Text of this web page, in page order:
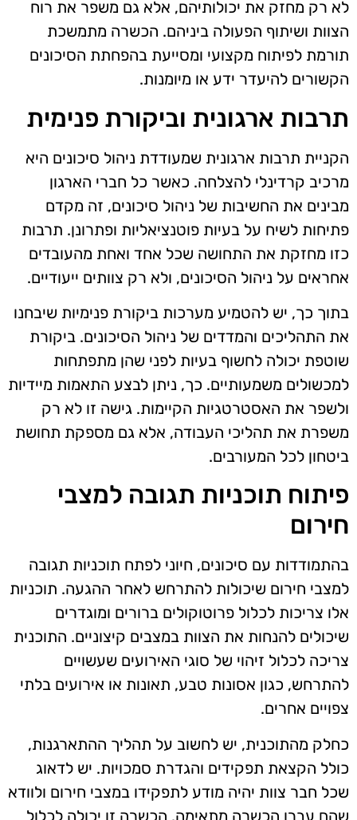
לא רק מחזק את יכולותיהם, אלא גם משפר את רוח
הצוות ושיתוף הפעולה ביניהם. הכשרה מתמשכת
תורמת לפיתוח מקצועי ומסייעת בהפחתת הסיכונים
הקשורים להיעדר ידע או מיומנות.
תרבות ארגונית וביקורת פנימית
הקניית תרבות ארגונית שמעודדת ניהול סיכונים היא
מרכיב קרדינלי להצלחה. כאשר כל חברי הארגון
מבינים את החשיבות של ניהול סיכונים, זה מקדם
פתיחות לשיח על בעיות פוטנציאליות ופתרונן. תרבות
כזו מחזקת את התחושה שכל אחד ואחת מהעובדים
אחראים על ניהול הסיכונים, ולא רק צוותים ייעודיים.
בתוך כך, יש להטמיע מערכות ביקורת פנימיות שיבחנו
את התהליכים והמדדים של ניהול הסיכונים. ביקורת
שוטפת יכולה לחשוף בעיות לפני שהן מתפתחות
למכשולים משמעותיים. כך, ניתן לבצע התאמות מיידיות
ולשפר את האסטרטגיות הקיימות. גישה זו לא רק
משפרת את תהליכי העבודה, אלא גם מספקת תחושת
ביטחון לכל המעורבים.
פיתוח תוכניות תגובה למצבי
חירום
בהתמודדות עם סיכונים, חיוני לפתח תוכניות תגובה
למצבי חירום שיכולות להתרחש לאחר ההגעה. תוכניות
אלו צריכות לכלול פרוטוקולים ברורים ומוגדרים
שיכולים להנחות את הצוות במצבים קיצוניים. התוכנית
צריכה לכלול זיהוי של סוגי האירועים שעשויים
להתרחש, כגון אסונות טבע, תאונות או אירועים בלתי
צפויים אחרים.
כחלק מהתוכנית, יש לחשוב על תהליך ההתארגנות,
כולל הקצאת תפקידים והגדרת סמכויות. יש לדאוג
שכל חבר צוות יהיה מודע לתפקידו במצבי חירום ולוודא
שהם עברו הכשרה מתאימה. הכשרה זו יכולה לכלול